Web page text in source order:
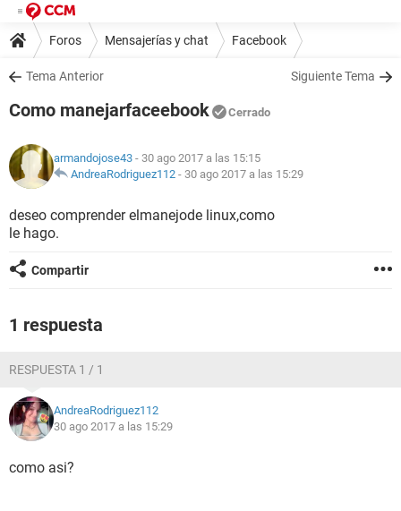
Foros Mensajerías y chat Facebook
Tema Anterior Siguiente Tema
Como manejarfaceebook Cerrado
armandojose43 - 30 ago 2017 a las 15:15
AndreaRodriguez112 - 30 ago 2017 a las 15:29
deseo comprender elmanejode linux,como
le hago.
Compartir
1 respuesta
RESPUESTA 1 / 1
AndreaRodriguez112
30 ago 2017 a las 15:29
como asi?